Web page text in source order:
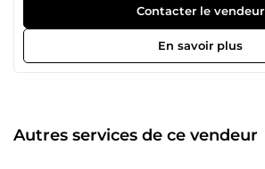
Contacter le vendeur
En savoir plus
Autres services de ce vendeur